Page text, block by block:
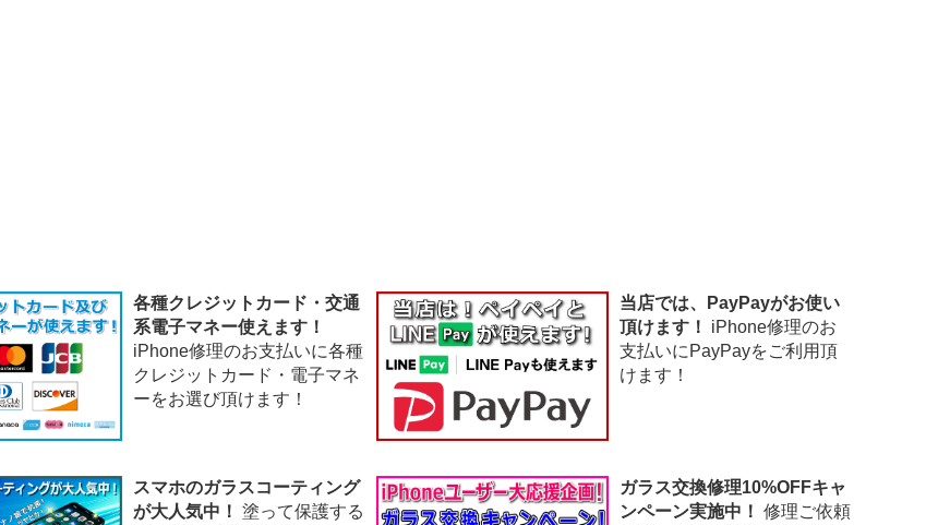
各種クレジットカード・交通
系電子マネー使えます！
iPhone修理のお支払いに各種
クレジットカード・電子マネ
ーをお選び頂けます！
当店では、PayPayがお使い
頂けます！ iPhone修理のお
支払いにPayPayをご利用頂
けます！
スマホのガラスコーティング
が大人気中！塗って保護する
ガラス交換修理10%OFFキャ
ンペーン実施中！ 修理ご依頼